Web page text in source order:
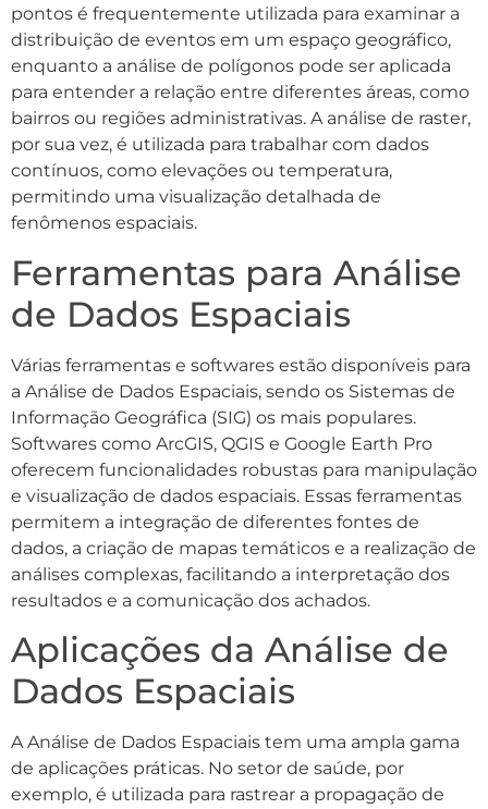
pontos é frequentemente utilizada para examinar a
distribuição de eventos em um espaço geográfico,
enquanto a análise de polígonos pode ser aplicada
para entender a relação entre diferentes áreas, como
bairros ou regiões administrativas. A análise de raster,
por sua vez, é utilizada para trabalhar com dados
contínuos, como elevações ou temperatura,
permitindo uma visualização detalhada de
fenômenos espaciais.
Ferramentas para Análise
de Dados Espaciais
Várias ferramentas e softwares estão disponíveis para
a Análise de Dados Espaciais, sendo os Sistemas de
Informação Geográfica (SIG) os mais populares.
Softwares como ArcGIS, QGIS e Google Earth Pro
oferecem funcionalidades robustas para manipulação
e visualização de dados espaciais. Essas ferramentas
permitem a integração de diferentes fontes de
dados, a criação de mapas temáticos e a realização de
análises complexas, facilitando a interpretação dos
resultados e a comunicação dos achados.
Aplicações da Análise de
Dados Espaciais
A Análise de Dados Espaciais tem uma ampla gama
de aplicações práticas. No setor de saúde, por
exemplo, é utilizada para rastrear a propagação de